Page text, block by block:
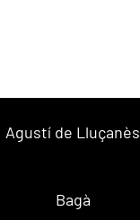
Agustí de Lluçanès
Bagà